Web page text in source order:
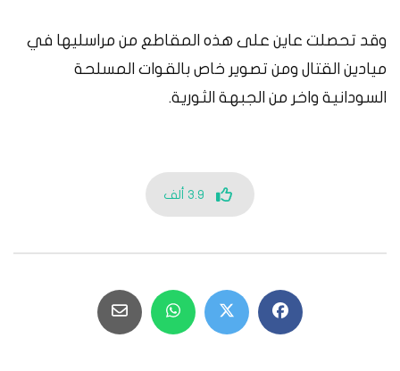
وقد تحصلت عاين على هذه المقاطع من مراسليها في
ميادين القتال ومن تصوير خاص بالقوات المسلحة
السودانية واخر من الجبهة الثورية.
3.9 ألف